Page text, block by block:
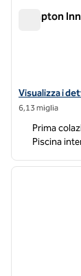
Hampton
Visualizza i
Visualizza i
6,13 miglia
Prima
Piscina
1 di 12